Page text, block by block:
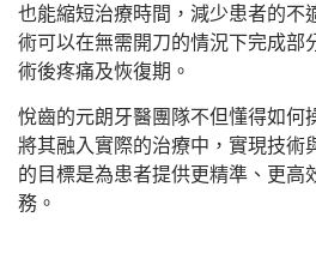
也能縮短治療時間，減少患者的不
術可以在無需開刀的情況下完成部
術後疼痛及恢復期。
悅齒的元朗牙醫團隊不但懂得如何
將其融入實際的治療中，實現技術
的目標是為患者提供更精準、更高
務。